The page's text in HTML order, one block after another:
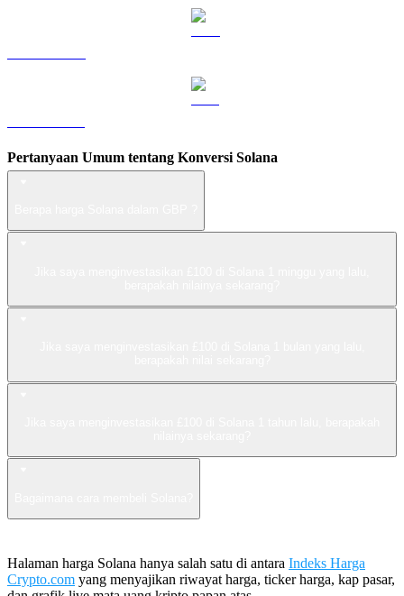
Pertanyaan Umum tentang Konversi Solana
Halaman harga Solana hanya salah satu di antara Indeks Harga
Crypto.com yang menyajikan riwayat harga, ticker harga, kap pasar,